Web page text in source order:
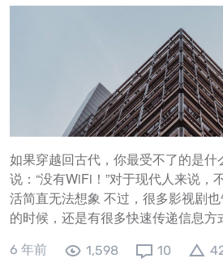
如果穿越回古代，你最受不了的是什
说：“没有WiFi！”对于现代人来说，
活简直无法想象 不过，很多影视剧
的时候，还是有很多快速传递信息方
6 年前 1,598 10